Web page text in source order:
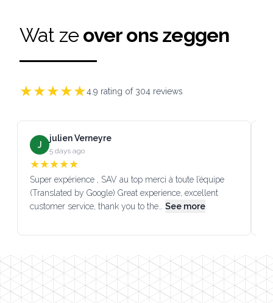
Wat zeover ons zeggen
★★★★★4.9 rating of 304 reviews
J
julien Verneyre
5 days ago
★★★★★
Super expérience , SAV au top merci à toute l’équipe
(Translated by Google) Great experience, excellent
customer service, thank you to the…
See more
Footer